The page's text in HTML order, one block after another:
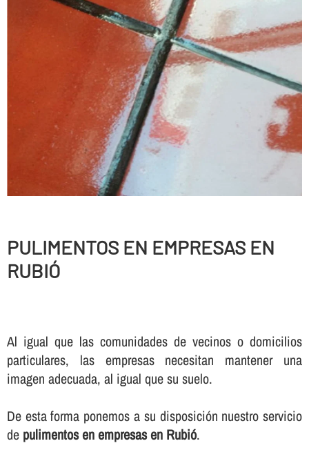
PULIMENTOS EN EMPRESAS EN
RUBIÓ
Al igual que las comunidades de vecinos o domicilios
particulares, las empresas necesitan mantener una
imagen adecuada, al igual que su suelo.
De esta forma ponemos a su disposición nuestro servicio
de pulimentos en empresas en Rubió.